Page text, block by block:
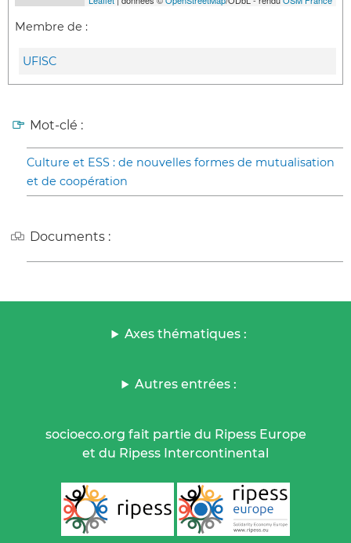
Membre de :
UFISC
Mot-clé :
Culture et ESS : de nouvelles formes de mutualisation
et de coopération
Documents :
Axes thématiques :
Autres entrées :
socioeco.org fait partie du Ripess Europe
et du Ripess Intercontinental